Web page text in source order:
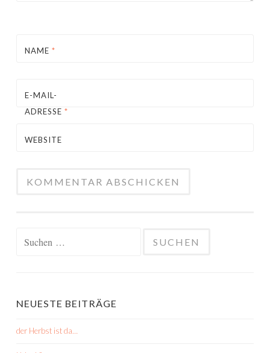
NAME *
E-MAIL-
ADRESSE *
WEBSITE
NEUESTE BEITRÄGE
der Herbst ist da…